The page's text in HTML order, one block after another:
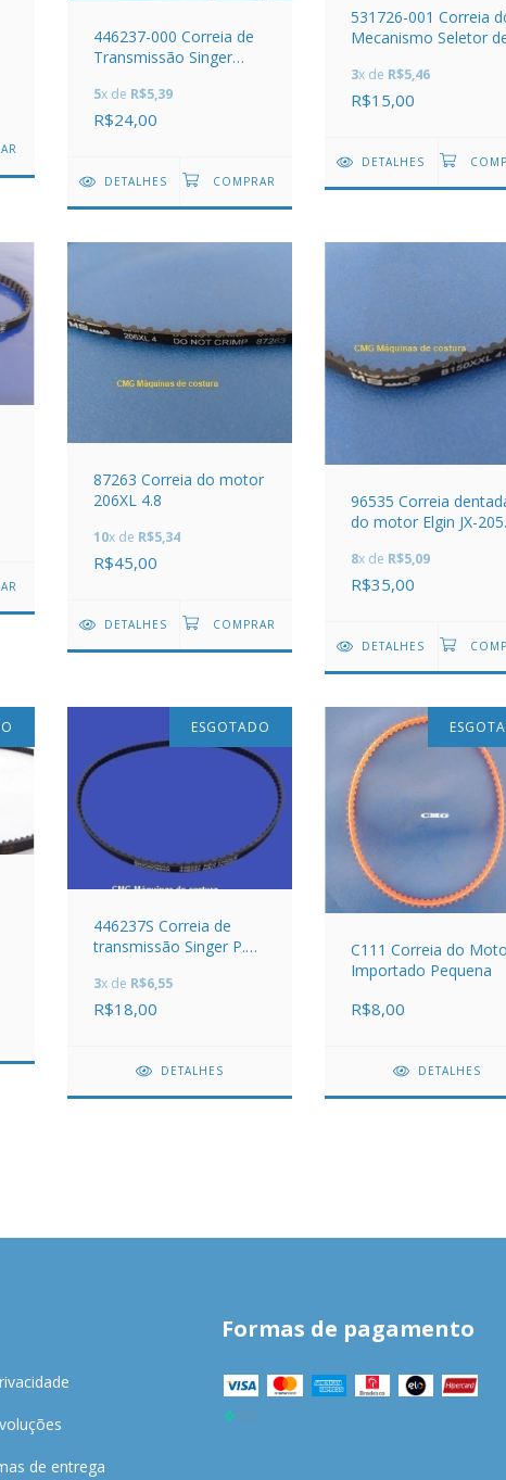
446237-000 Correia de
Transmissão Singer
5x de R$5,39
R$24,00
DETALHES
531726-001 Correia
Mecanismo Seletor
6638
3x de R$5,46
R$15,00
DETALHES
87263 Correia do motor
206XL 4.8
10x de R$5,34
R$45,00
DETALHES
96535 Correia
do motor Elgin JX-
8x de R$5,09
R$35,00
DETALHES
ESGOTADO
446237S Correia de
transmissão Singer P.
3x de R$6,55
R$18,00
DETALHES
C111 Correia do
Importado Pequena
R$8,00
DETALHES
de entrega
Formas de pagamento